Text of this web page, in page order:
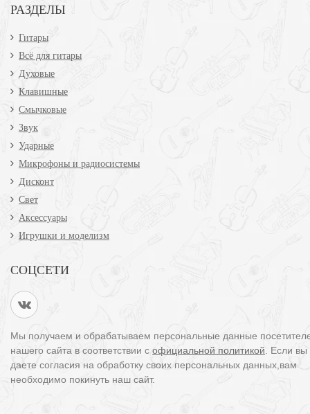
РАЗДЕЛЫ
Гитары
Всё для гитары
Духовые
Клавишные
Смычковые
Звук
Ударные
Микрофоны и радиосистемы
Дисконт
Свет
Аксессуары
Игрушки и моделизм
СОЦСЕТИ
Мы получаем и обрабатываем персональные данные
нашего сайта в соответствии с официальной политикой . Если
даете согласия на обработку своих персональных данных,вам
необходимо покинуть наш сайт.